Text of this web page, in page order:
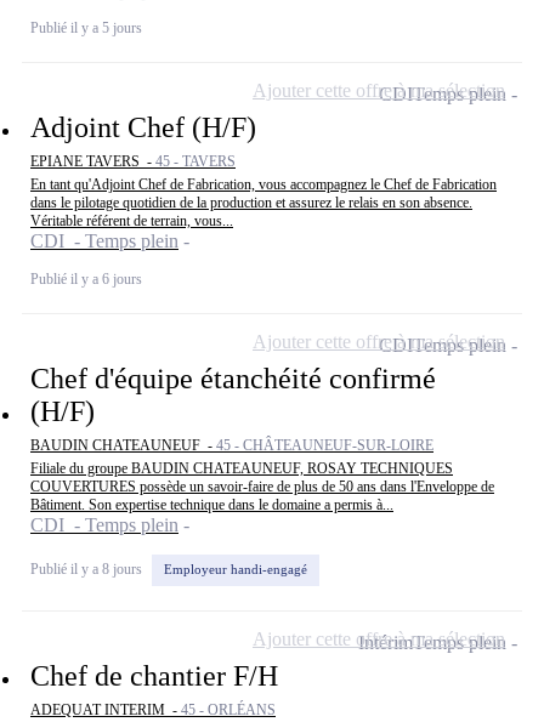
Publié il y a 5 jours
Adjoint Chef (H/F)
EPIANE TAVERS - 45 - TAVERS
En tant qu'Adjoint Chef de Fabrication, vous accompagnez le Chef de Fabrication
dans le pilotage quotidien de la production et assurez le relais en son absence.
Véritable référent de terrain, vous...
CDI - Temps plein
Publié il y a 6 jours
CDITemps plein
Ajouter cette offre à ma sélection
Chef d'équipe étanchéité confirmé
(H/F)
BAUDIN CHATEAUNEUF - 45 - CHÂTEAUNEUF-SUR-LOIRE
Filiale du groupe BAUDIN CHATEAUNEUF, ROSAY TECHNIQUES
COUVERTURES possède un savoir-faire de plus de 50 ans dans l'Enveloppe de
Bâtiment. Son expertise technique dans le domaine a permis à...
CDI - Temps plein
Publié il y a 8 jours Employeur handi-engagé
CDITemps plein
Ajouter cette offre à ma sélection
Chef de chantier F/H
ADEQUAT INTERIM - 45 - ORLÉANS
IntérimTemps plein
Ajouter cette offre à ma sélection